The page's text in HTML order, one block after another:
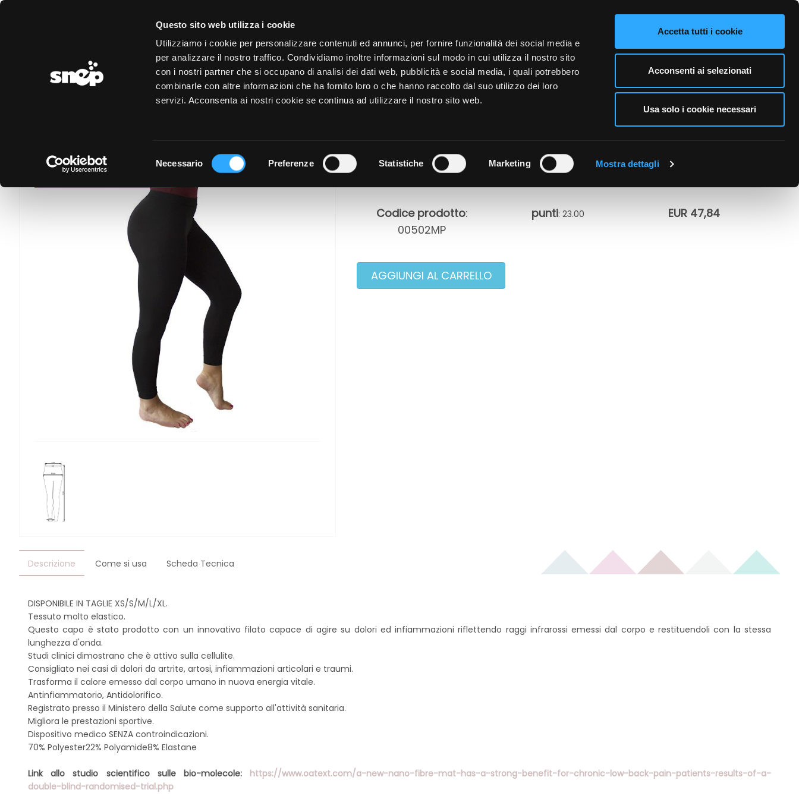
Questo sito web utilizza i cookie
Utilizziamo i cookie per personalizzare contenuti ed annunci, per fornire funzionalità dei social media e
per analizzare il nostro traffico. Condividiamo inoltre informazioni sul modo in cui utilizza il nostro sito
con i nostri partner che si occupano di analisi dei dati web, pubblicità e social media, i quali potrebbero
combinarle con altre informazioni che ha fornito loro o che hanno raccolto dal suo utilizzo dei loro
servizi. Acconsenta ai nostri cookie se continua ad utilizzare il nostro sito web.
Necessario Preferenze Statistiche Marketing Mostra dettagli
Accetta tutti i cookie
Acconsenti ai selezionati
Usa solo i cookie necessari
LINGUE
NAZIONE VENDITA
CONTATTI
NUTRIZIONE CURA DELLA PERSONA CURA DELL'AMBIENTE BUSINESS
LEGGINGS EASELINE - M
Codice prodotto:
00502MP
punti: 23.00 EUR 47,84
Descrizione Come si usa Scheda Tecnica
DISPONIBILE IN TAGLIE XS/S/M/L/XL.
Tessuto molto elastico.
Questo capo è stato prodotto con un innovativo filato capace di agire su dolori ed infiammazioni riflettendo raggi infrarossi emessi dal corpo e restituendoli con la stessa
lunghezza d'onda.
Studi clinici dimostrano che è attivo sulla cellulite.
Consigliato nei casi di dolori da artrite, artosi, infiammazioni articolari e traumi.
Trasforma il calore emesso dal corpo umano in nuova energia vitale.
Antinfiammatorio, Antidolorifico.
Registrato presso il Ministero della Salute come supporto all'attività sanitaria.
Migliora le prestazioni sportive.
Dispositivo medico SENZA controindicazioni.
70% Polyester22% Polyamide8% Elastane
Link allo studio scientifico sulle bio-molecole: https://www.oatext.com/a-new-nano-fibre-mat-has-a-strong-benefit-for-chronic-low-back-pain-patients-results-of-a-
double-blind-randomised-trial.php